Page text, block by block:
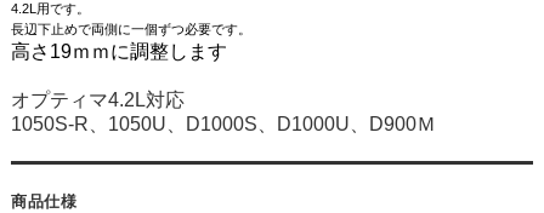
4.2L用です。
長辺下止めで両側に一個ずつ必要です。
高さ19ｍｍに調整します
オプティマ4.2L対応
1050S-R、1050U、D1000S、D1000U、D900Ｍ
商品仕様